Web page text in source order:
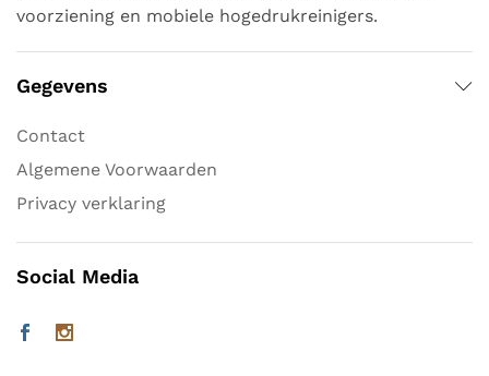
voorziening en mobiele hogedrukreinigers.
Gegevens
Contact
Algemene Voorwaarden
Privacy verklaring
Social Media